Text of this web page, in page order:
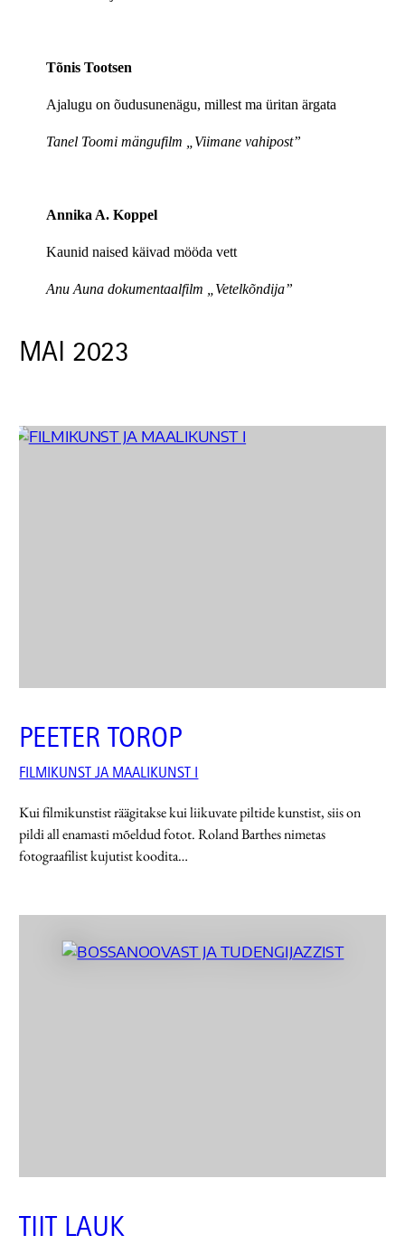
MAI 2023
PEETER TOROP
FILMIKUNST JA MAALIKUNST I
Kui filmikunstist räägitakse kui liikuvate piltide kunstist, siis on
pildi all enamasti mõeldud fotot. Roland Bar­thes nimetas
fotograafilist kujutist koodita…
TIIT LAUK
Tõnis Tootsen
Ajalugu on õudusunenägu, millest ma üritan ärgata
Tanel Toomi mängufilm „Viimane vahipost”
Annika A. Koppel
Kaunid naised käivad mööda vett
Anu Auna dokumentaalfilm „Vetelkõndija”